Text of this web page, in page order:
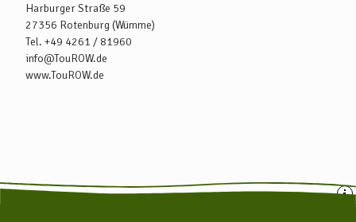
Harburger Straße 59
27356 Rotenburg (Wümme)
Tel. +49 4261 / 81960
info‎@‎TouROW.de
www.TouROW.de